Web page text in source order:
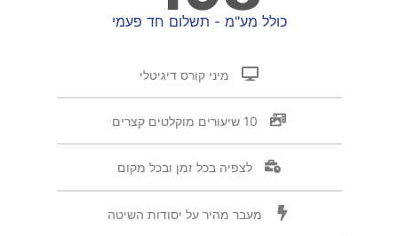
כולל מע"מ - תשלום חד פעמי​
מיני קורס דיגיטלי
לצפיה בכל זמן ובכל מקום
מעבר מהיר על יסודות השיטה